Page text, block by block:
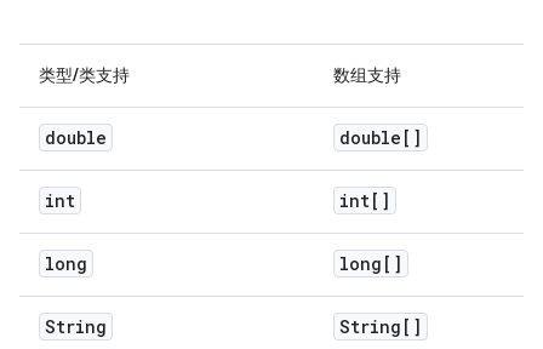
类型/类支持 数组支持
double double[]
int int[]
long long[]
String String[]